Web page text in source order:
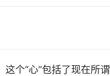
这个“心”包括了现在所